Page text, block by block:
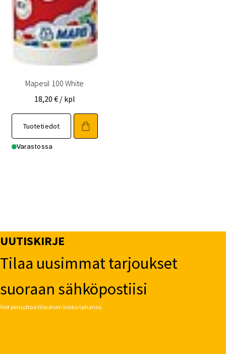
Mapesil 100 White
18,20 € / kpl
Tuotetiedot
Varastossa
UUTISKIRJE
Tilaa uusimmat tarjoukset
suoraan sähköpostiisi
Voit peruuttaa tilauksen koska tahansa.